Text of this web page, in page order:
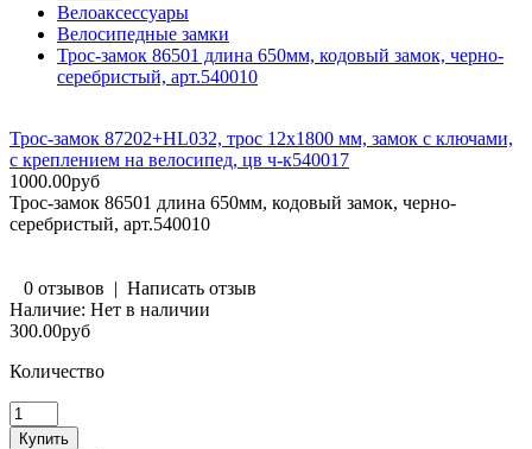
Велоаксессуары
Велосипедные замки
Трос-замок 86501 длина 650мм, кодовый замок, черно-
серебристый, арт.540010
Трос-замок 87202+HL032, трос 12х1800 мм, замок с ключами,
с креплением на велосипед, цв ч-к540017
1000.00руб
Трос-замок 86501 длина 650мм, кодовый замок, черно-
серебристый, арт.540010
0 отзывов | Написать отзыв
Наличие: Нет в наличии
300.00руб
Количество